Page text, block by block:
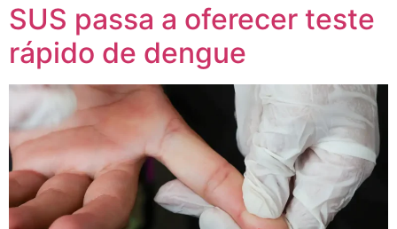
SUS passa a oferecer teste
rápido de dengue